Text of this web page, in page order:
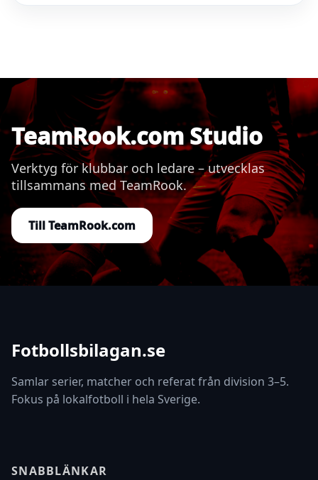
TeamRook.com Studio
Verktyg för klubbar och ledare – utvecklas
tillsammans med TeamRook.
Till TeamRook.com
Fotbollsbilagan.se
Samlar serier, matcher och referat från division 3–5.
Fokus på lokalfotboll i hela Sverige.
SNABBLÄNKAR